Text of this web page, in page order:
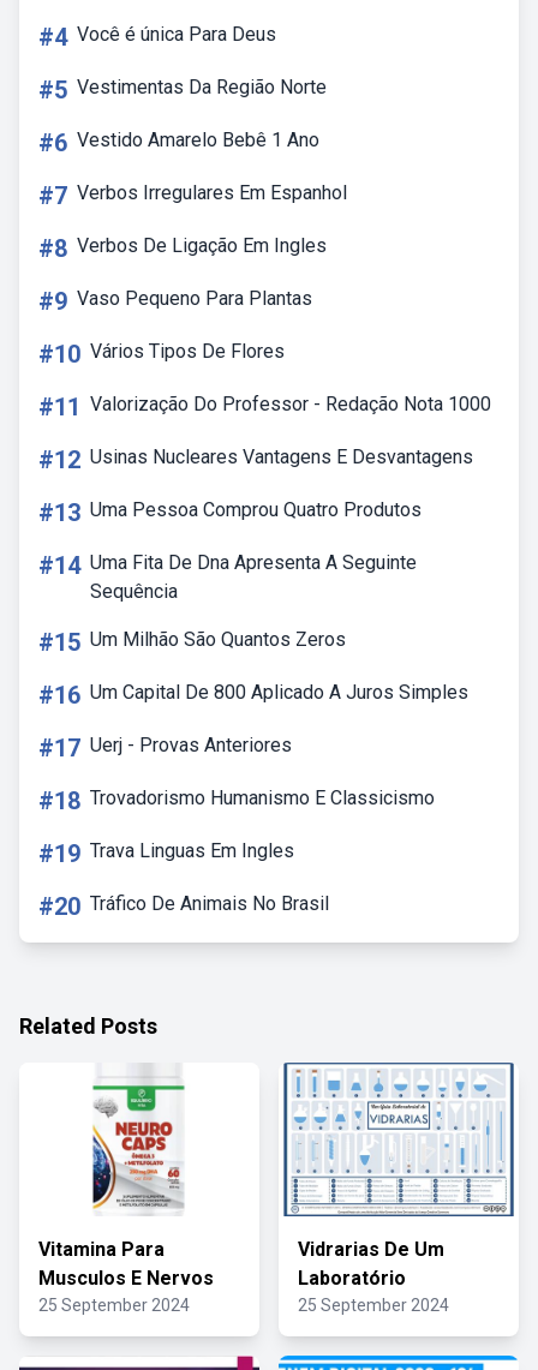
#4 Você é única Para Deus
#5 Vestimentas Da Região Norte
#6 Vestido Amarelo Bebê 1 Ano
#7 Verbos Irregulares Em Espanhol
#8 Verbos De Ligação Em Ingles
#9 Vaso Pequeno Para Plantas
#10 Vários Tipos De Flores
#11 Valorização Do Professor - Redação Nota 1000
#12 Usinas Nucleares Vantagens E Desvantagens
#13 Uma Pessoa Comprou Quatro Produtos
#14 Uma Fita De Dna Apresenta A Seguinte
Sequência
#15 Um Milhão São Quantos Zeros
#16 Um Capital De 800 Aplicado A Juros Simples
#17 Uerj - Provas Anteriores
#18 Trovadorismo Humanismo E Classicismo
#19 Trava Linguas Em Ingles
#20 Tráfico De Animais No Brasil
Related Posts
Vitamina Para
Musculos E Nervos
25 September 2024
Vidrarias De Um
Laboratório
25 September 2024